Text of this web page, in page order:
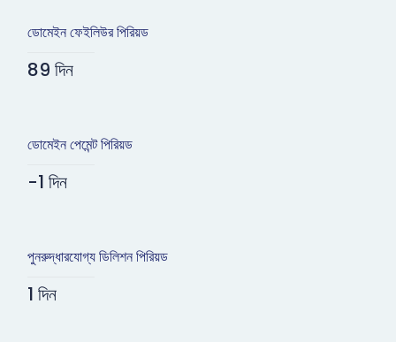
ডোমেইন ফেইলিউর পিরিয়ড
89 দিন
ডোমেইন পেমেন্ট পিরিয়ড
-1 দিন
পুনরুদ্ধারযোগ্য ডিলিশন পিরিয়ড
1 দিন